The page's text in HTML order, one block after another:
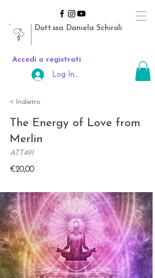
Dott.ssa Daniela Schiroli
Accedi o registrati
Log In Area Riservata
< Indietro
The Energy of Love from
Merlin
ATT491
€20,00